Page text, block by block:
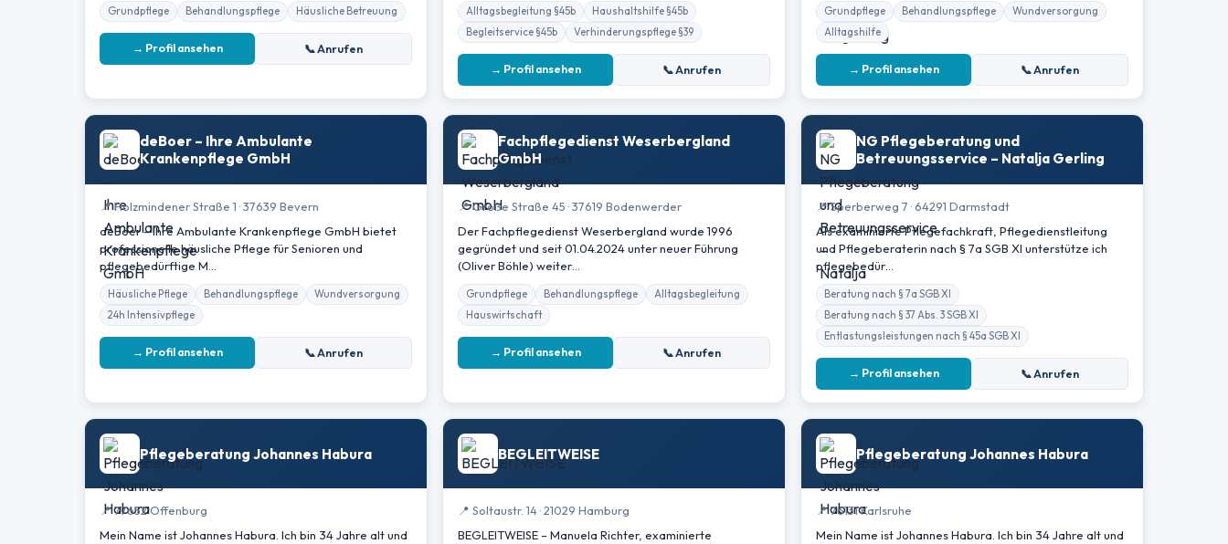
Grundpflege Behandlungspflege Häusliche Betreuung
→ Profil ansehen 📞 Anrufen
Alltagsbegleitung §45b
Haushaltshilfe §45b
Begleitservice §45b
Verhinderungspflege §39
→ Profil ansehen 📞 Anrufen
Grundpflege Behandlungspflege
Wundversorgung
Alltagshilfe
→ Profil ansehen 📞 Anrufen
deBoer – Ihre Ambulante
Krankenpflege GmbH
📍 Holzmindener Straße 1 · 37639 Bevern
deBoer – Ihre Ambulante Krankenpflege GmbH bietet
professionelle häusliche Pflege für Senioren und
pflegebedürftige M…
Häusliche Pflege Behandlungspflege
Wundversorgung
24h Intensivpflege
→ Profil ansehen 📞 Anrufen
Fachpflegedienst Weserbergland
GmbH
📍 Große Straße 45 · 37619 Bodenwerder
Der Fachpflegedienst Weserbergland wurde 1996
gegründet und seit 01.04.2024 unter neuer Führung
(Oliver Böhle) weiter…
Grundpflege Behandlungspflege
Alltagsbegleitung
Hauswirtschaft
→ Profil ansehen 📞 Anrufen
NG Pflegeberatung und
Betreuungsservice – Natalja Gerling
📍 Sperberweg 7 · 64291 Darmstadt
Als examinierte Pflegefachkraft, Pflegedienstleitung
und Pflegeberaterin nach § 7a SGB XI unterstütze ich
pflegebedür…
Beratung nach § 7a SGB XI
Beratung nach § 37 Abs. 3 SGB XI
Entlastungsleistungen nach § 45a SGB XI
→ Profil ansehen 📞 Anrufen
Pflegeberatung Johannes Habura
📍 77652 Offenburg
Mein Name ist Johannes Habura. Ich bin 34 Jahre alt und
BEGLEITWEISE
📍 Soltaustr. 14 · 21029 Hamburg
BEGLEITWEISE – Manuela Richter, examinierte
Pflegeberatung Johannes Habura
📍 76131 Karlsruhe
Mein Name ist Johannes Habura. Ich bin 34 Jahre alt und